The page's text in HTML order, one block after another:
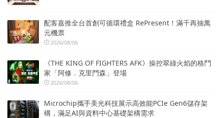
配客嘉推全台首創可循環禮盒 RePresent！滿千再抽萬
元機票
2026/08/06
《THE KING OF FIGHTERS AFK》操控翠綠火焰的格鬥
家「阿修．克里門森」登場
2026/08/06
Microchip攜手美光科技展示高效能PCIe Gen6儲存架
構，滿足AI與資料中心基礎架構需求